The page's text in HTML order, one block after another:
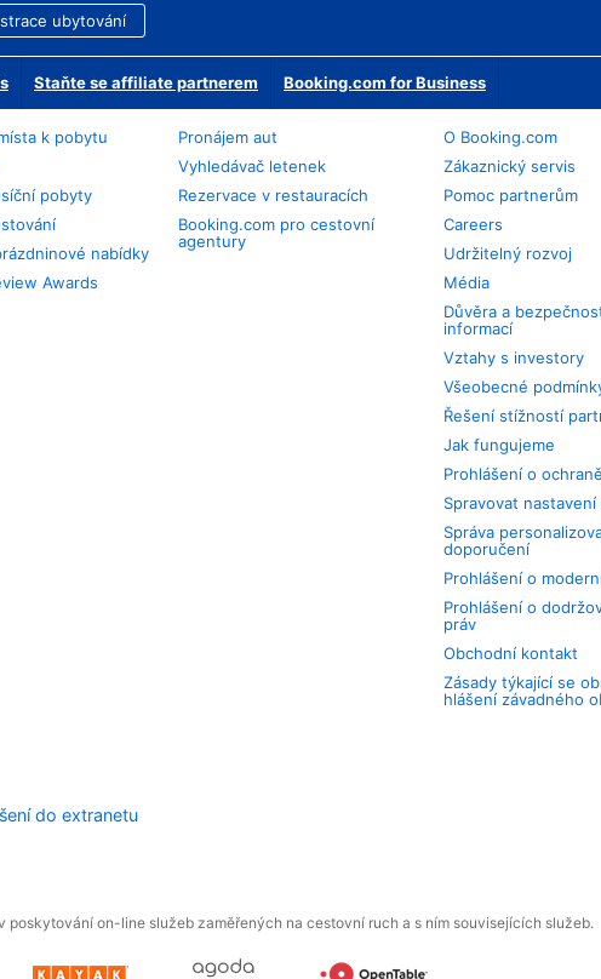
ubytování
Staňte se affiliate partnerem Booking.com for Business
k pobytu
pobyty
nabídky
Awards
Pronájem aut
Vyhledávač letenek
Rezervace v restauracích
Booking.com pro cestovní
agentury
O Booking.com
Zákaznický servis
Pomoc partnerům
Careers
Udržitelný rozvoj
Média
Důvěra a
informací
Vztahy s investory
Všeobecné
Řešení stížností
Jak fungujeme
Prohlášení o
Spravovat nastavení
Správa
doporučení
Prohlášení o
Prohlášení o
práv
Obchodní kontakt
Zásady týkající se
hlášení závadného
do extranetu
on-line služeb zaměřených na cestovní ruch a s ním souvisejících služeb.